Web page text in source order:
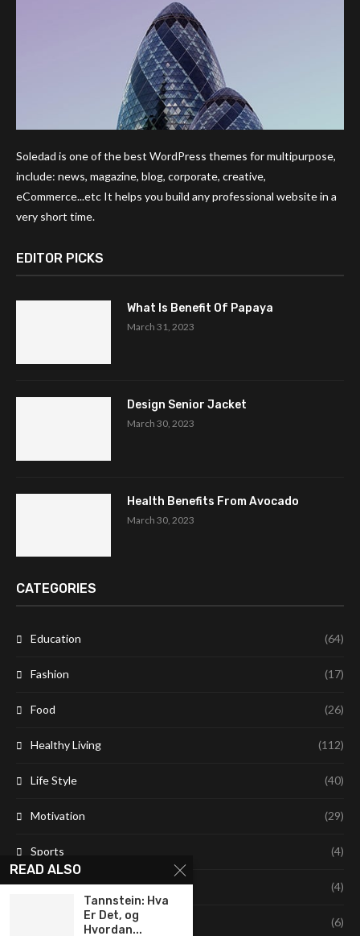
Soledad is one of the best WordPress themes for multipurpose,
include: news, magazine, blog, corporate, creative,
eCommerce...etc It helps you build any professional website in a
very short time.
EDITOR PICKS
What Is Benefit Of Papaya
March 31, 2023
Design Senior Jacket
March 30, 2023
Health Benefits From Avocado
March 30, 2023
CATEGORIES
Education (64)
Fashion (17)
Food (26)
Healthy Living (112)
Life Style (40)
Motivation (29)
Sports (4)
Technology (4)
(6)
READ ALSO
Tannstein: Hva
Er Det, og
Hvordan...